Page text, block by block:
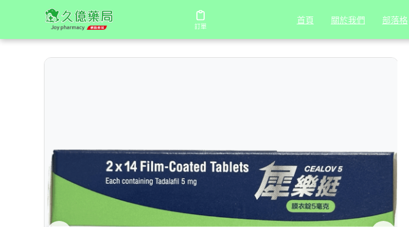
訂單
首頁 關於我們 部落格
訂單
首頁 關於我們 部落格
首頁 / 商店 / 犀樂挺 Cealov 5mg 膜衣錠（5mg/錠）｜台灣邁蘭製造・每日保養攝護腺專用藥品